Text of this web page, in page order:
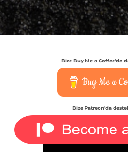
Bize Buy Me a Coffee'de
Buy Me a
Bize Patreon'da